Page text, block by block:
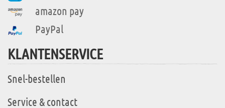
amazon pay
PayPal
KLANTENSERVICE
Snel-bestellen
Service & contact